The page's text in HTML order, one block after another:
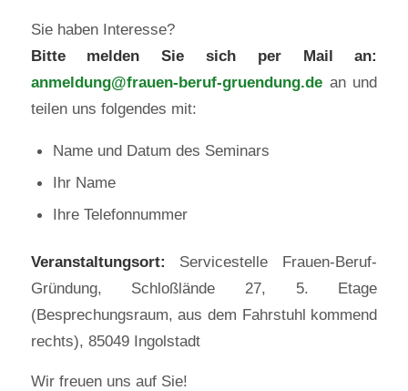
Sie haben Interesse?
Bitte melden Sie sich per Mail an:
anmeldung@frauen-beruf-gruendung.de an und
teilen uns folgendes mit:
Name und Datum des Seminars
Ihr Name
Ihre Telefonnummer
Veranstaltungsort: Servicestelle Frauen-Beruf-
Gründung, Schloßlände 27, 5. Etage
(Besprechungsraum, aus dem Fahrstuhl kommend
rechts), 85049 Ingolstadt
Wir freuen uns auf Sie!